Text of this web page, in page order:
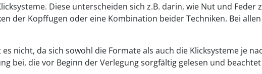
Diese unterscheiden sich z.B. darin, wie Nut und Feder
der Kopffugen oder eine Kombination beider Techniken. Bei
nicht, da sich sowohl die Formate als auch die Klicksysteme je
bei, die vor Beginn der Verlegung sorgfältig gelesen und